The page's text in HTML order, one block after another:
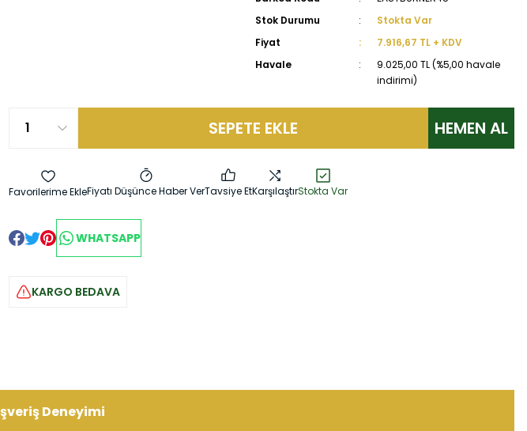
Stok Durumu
Stokta Var
Fiyat
7.916,67 TL + KDV
Havale
9.025,00 TL (%5,00 havale
indirimi)
SEPETE EKLE HEMEN AL
Fiyatı Düşünce Haber VerTavsiye EtKarşılaştırStokta Var
WHATSAPP
KARGO BEDAVA
Deneyimi